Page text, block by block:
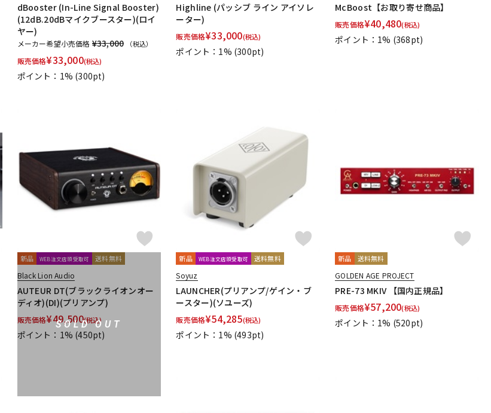
dBooster (In-Line Signal Booster)
(12dB.20dBマイクブースター)(ロイ
ヤー)
メーカー希望小売価格 ¥33,000 （税込）
販売価格¥33,000(税込)
ポイント：1% (300pt)
Highline (パッシブ ライン アイソレ
ーター)
販売価格¥33,000(税込)
ポイント：1% (300pt)
McBoost【お取り寄せ商品】
販売価格¥40,480(税込)
ポイント：1% (368pt)
SOLD OUT
新品 WEB注文店頭受取可 送料無料
Black Lion Audio
AUTEUR DT(ブラックライオンオー
ディオ)(DI)(プリアンプ)
販売価格¥49,500(税込)
ポイント：1% (450pt)
新品 WEB注文店頭受取可 送料無料
Soyuz
LAUNCHER(プリアンプ/ゲイン・ブ
ースター)(ソユーズ)
販売価格¥54,285(税込)
ポイント：1% (493pt)
新品 送料無料
GOLDEN AGE PROJECT
PRE-73 MKIV 【国内正規品】
販売価格¥57,200(税込)
ポイント：1% (520pt)